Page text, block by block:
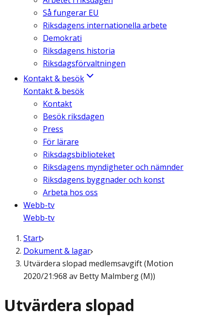
Så fungerar EU
Riksdagens internationella arbete
Demokrati
Riksdagens historia
Riksdagsförvaltningen
Kontakt & besök
Kontakt & besök
Kontakt
Besök riksdagen
Press
För lärare
Riksdagsbiblioteket
Riksdagens myndigheter och nämnder
Riksdagens byggnader och konst
Arbeta hos oss
Webb-tv
Webb-tv
Start
Dokument & lagar
Utvärdera slopad medlemsavgift (Motion
2020/21:968 av Betty Malmberg (M))
Utvärdera slopad